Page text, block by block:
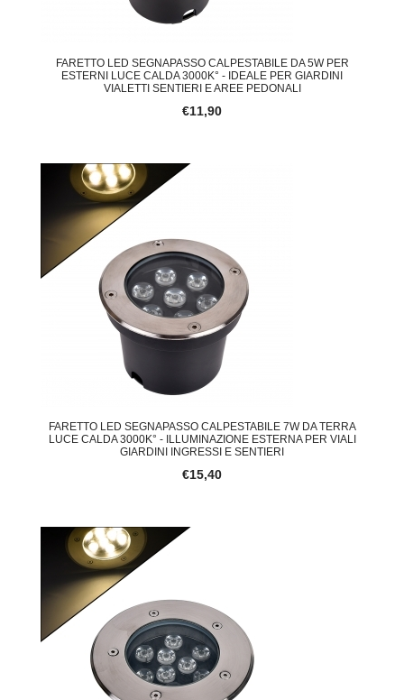
FARETTO LED SEGNAPASSO CALPESTABILE DA 5W PER
ESTERNI LUCE CALDA 3000K° - IDEALE PER GIARDINI
VIALETTI SENTIERI E AREE PEDONALI
€11,90
FARETTO LED SEGNAPASSO CALPESTABILE 7W DA TERRA
LUCE CALDA 3000K° - ILLUMINAZIONE ESTERNA PER VIALI
GIARDINI INGRESSI E SENTIERI
€15,40